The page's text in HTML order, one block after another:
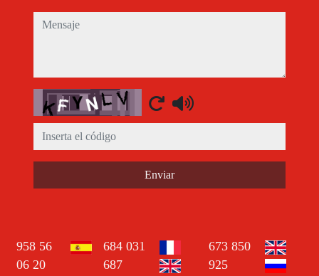
mensaje
Captcha
Enviar
958 56
06 20
684 031
687
673 850
925